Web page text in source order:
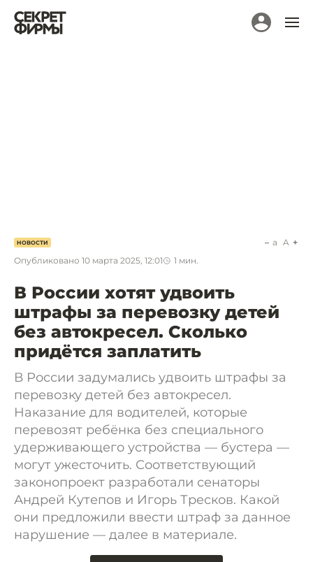
НОВОСТИ
Опубликовано 10 марта 2025, 12:01 1 мин.
a A
В России хотят удвоить
штрафы за перевозку детей
без автокресел. Сколько
придётся заплатить
В России задумались удвоить штрафы за
перевозку детей без автокресел.
Наказание для водителей, которые
перевозят ребёнка без специального
удерживающего устройства — бустера —
могут ужесточить. Соответствующий
законопроект разработали сенаторы
Андрей Кутепов и Игорь Тресков. Какой
они предложили ввести штраф за данное
нарушение — далее в материале.